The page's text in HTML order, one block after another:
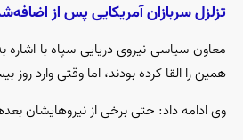
تزلزل سربازان آمریکایی پس از
همین را القا کرده بودند، اما وقتی وارد
وی ادامه داد: حتی برخی از نیروهایشان